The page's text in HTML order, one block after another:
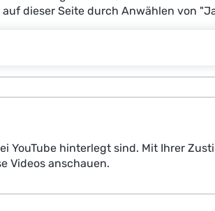
Box“-KI und warum ist
und
Sie in den nächsten fünf bis
dieser Seite durch Anwählen von
YouTube hinterlegt sind. Mit Ihrer
Videos anschauen.